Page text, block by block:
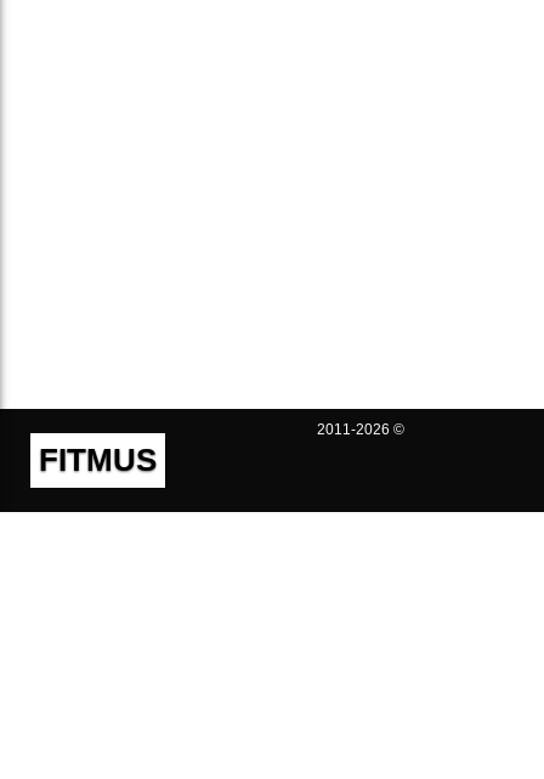
FITMUS
2011-2026 ©